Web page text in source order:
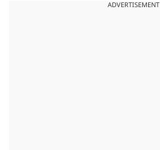
ADVERTISEMENT